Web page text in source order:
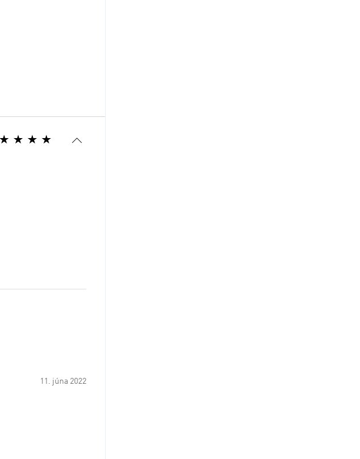
11. júna 2022